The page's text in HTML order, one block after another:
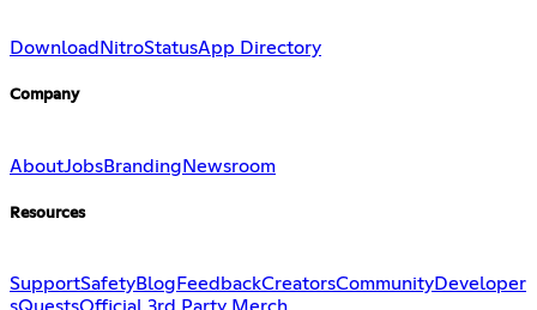
Download NitroStatusApp Directory
Company
AboutJobsBranding Newsroom
Resources
SupportSafetyBlog FeedbackCreatorsCommunityDeveloper